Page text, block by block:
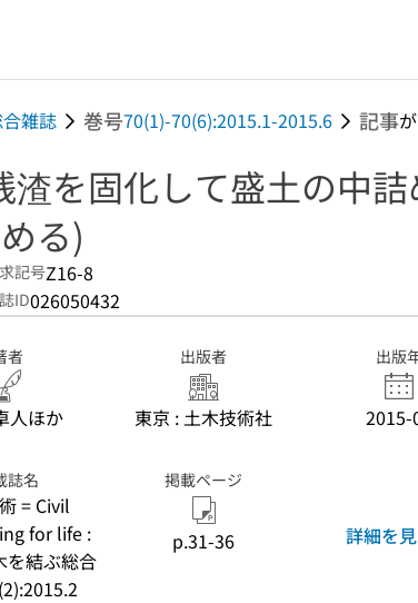
雑誌 巻号70(1)-70(6):2015.1-2015.6 記事
渣を固化して盛土の中詰
る)
記号Z16-8
ID026050432
者
人ほか
出版者
東京 : 土木技術社
出版
2015-
誌名
= Civil
for life :
を結ぶ総合
掲載ページ
p.31-36 詳細を